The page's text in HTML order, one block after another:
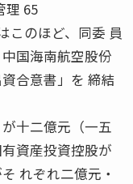
管理 65
このほど、同委 員
国海南航空股份
合意書」を 締結
十二億元（一五
資産投資控股が
れぞれ二億元・